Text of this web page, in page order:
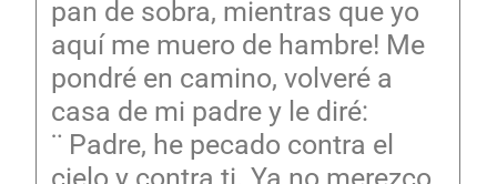
pan de sobra, mientras que yo
aquí me muero de hambre! Me
pondré en camino, volveré a
casa de mi padre y le diré:
¨ Padre, he pecado contra el